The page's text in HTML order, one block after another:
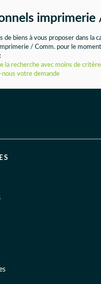
imprimerie
de biens à vous proposer dans la
/ Comm. pour le
la recherche avec moins de
nous votre demande